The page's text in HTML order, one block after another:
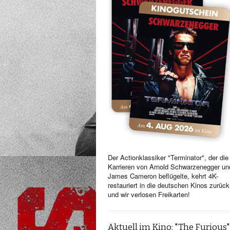
Der Actionklassiker "Terminator", der die
Karrieren von Arnold Schwarzenegger
James Cameron beflügelte, kehrt 4K-
restauriert in die deutschen Kinos zurück
und wir verlosen Freikarten!
Aktuell im Kino: "The Furious"